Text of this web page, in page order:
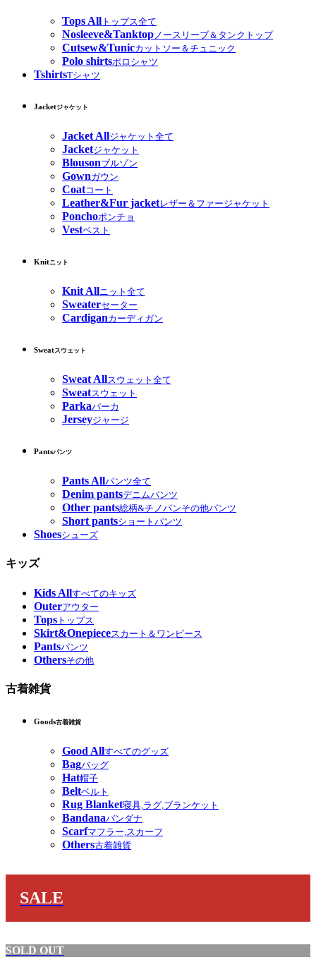
Tops All トップス全て
Nosleeve&Tanktopノースリーブ＆タンクトップ
Cutsew&Tunicカットソー＆チュニック
Polo shirtsポロシャツ
TshirtsTシャツ
Jacketジャケット
Jacket Allジャケット全て
Jacketジャケット
Blousonブルゾン
Gownガウン
Coatコート
Leather&Fur jacketレザー＆ファージャケット
Ponchoポンチョ
Vestベスト
Knitニット
Knit Allニット全て
Sweaterセーター
Cardiganカーディガン
Sweatスウェット
Sweat Allスウェット全て
Sweatスウェット
Parkaパーカ
Jerseyジャージ
Pantsパンツ
Pants Allパンツ全て
Denim pantsデニムパンツ
Other pants総柄&チノパンその他パンツ
Short pantsショートパンツ
Shoesシューズ
キッズ
Kids Allすべてのキッズ
Outerアウター
Tops トップス
Skirt&Onepieceスカート＆ワンピース
Pantsパンツ
Othersその他
古着雑貨
Goods古着雑貨
Good Allすべてのグッズ
Bagバッグ
Hat帽子
Beltベルト
Rug Blanket寝具,ラグ,ブランケット
Bandanaバンダナ
Scarfマフラー,スカーフ
Others古着雑貨
SALE
SOLD OUT